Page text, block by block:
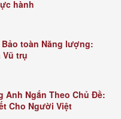
hành
toàn Năng lượng:
Vũ trụ
Anh Ngắn Theo Chủ Đề:
Cho Người Việt